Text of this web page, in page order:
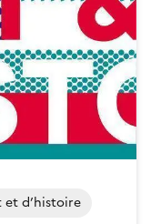
et d’histoire